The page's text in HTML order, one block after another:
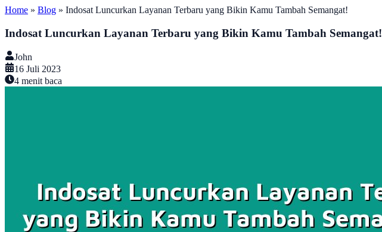
Home » Blog » Indosat Luncurkan Layanan Terbaru yang Bikin Kamu Tambah Semangat!
Indosat Luncurkan Layanan Terbaru yang Bikin Kamu Tambah Semangat!
John
16 Juli 2023
4 menit baca